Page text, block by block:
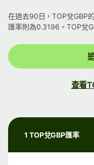
在過去90日，TOP兌GBP
匯率則為0.3196。TOP兌
查看
1 TOP兌GBP匯率